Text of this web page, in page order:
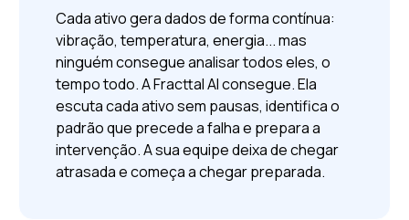
Cada ativo gera dados de forma contínua:
vibração, temperatura, energia... mas
ninguém consegue analisar todos eles, o
tempo todo.A Fracttal AI consegue. Ela
escuta cada ativo sem pausas, identifica o
padrão que precede a falha e prepara a
intervenção. A sua equipe deixa de chegar
atrasada e começa a chegar preparada.